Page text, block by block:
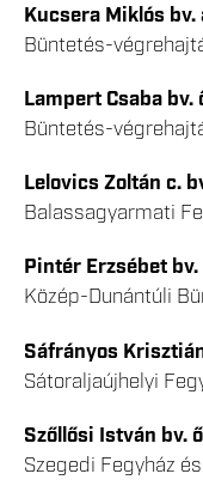
Kucsera Miklós bv.
Büntetés-
Lampert Csaba bv.
Büntetés-
Lelovics Zoltán c.
Balassagyarmati
Pintér Erzsébet bv.
Közép-Dunántúli
Sáfrányos
Sátoraljaújhelyi
Szőllősi István bv.
Szegedi Fegyház